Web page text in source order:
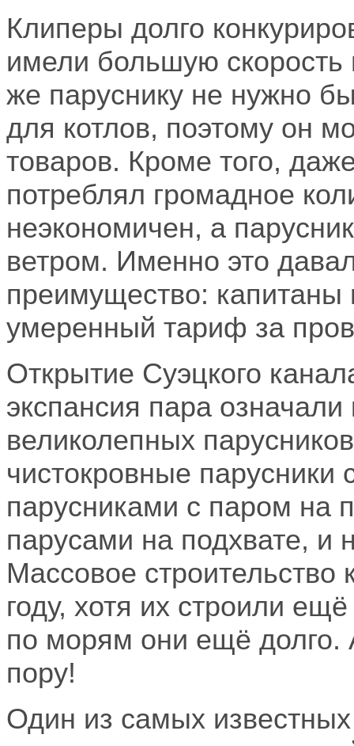
Клиперы долго
имели большую скорость
же паруснику не нужно
для котлов, поэтому он
товаров. Кроме того,
потреблял громадное
неэкономичен, а
ветром. Именно это
преимущество: капитаны
умеренный тариф за
Открытие Суэцкого
экспансия пара
великолепных
чистокровные парусники
парусниками с паром на
парусами на подхвате, и
Массовое строительство
году, хотя их строили
по морям они ещё долго.
пору!
Один из самых